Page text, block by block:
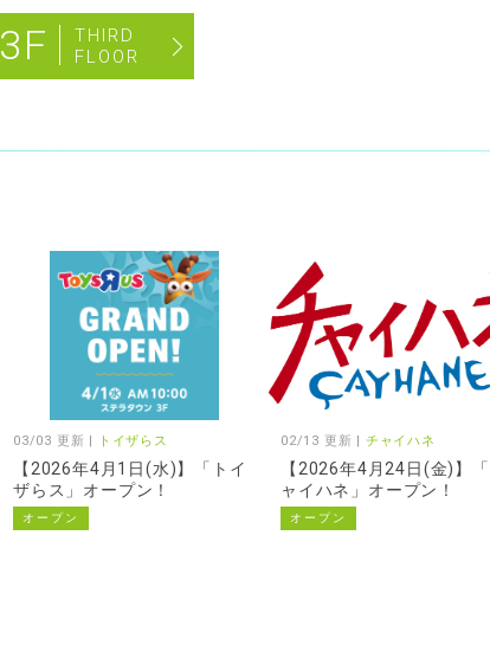
3F
THIRD
FLOOR
03/03 更新 | トイザらス
【2026年4月1日(水)】「トイ
ザらス」オープン！
オープン
02/13 更新 | チャイハネ
【2026年4月24日(金)】
ャイハネ」オープン！
オープン